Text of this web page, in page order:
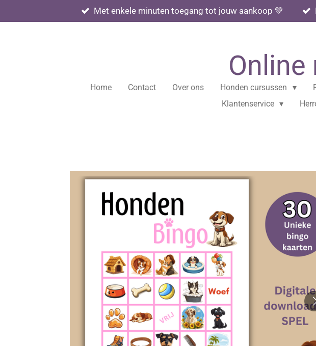
direct
Met enkele minuten toegang tot jouw aankoop 💚
Online
Home Contact Over ons Honden cursussen
Klantenservice